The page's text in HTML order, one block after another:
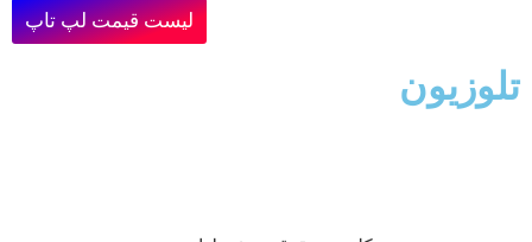
لیست قیمت لپ تاپ
تلوزیون